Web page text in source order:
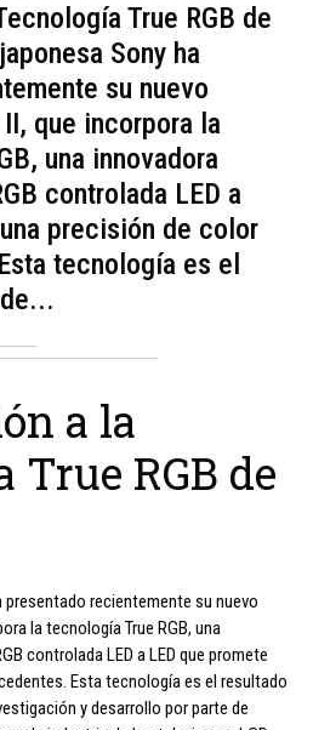
True RGB de
Sony ha
su nuevo
que incorpora la
una innovadora
controlada LED a
precisión de color
tecnología es el
a la
True RGB de
presentado recientemente su nuevo
la tecnología True RGB, una
controlada LED a LED que promete
Esta tecnología es el resultado
y desarrollo por parte de